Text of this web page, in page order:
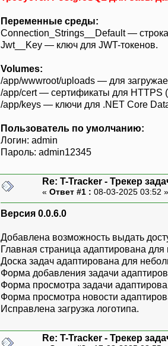
Переменные среды:
Connection_Strings__Default —
Jwt__Key — ключ для JWT-токенов.
Volumes:
/app/wwwroot/uploads — для
/app/cert — сертификаты для HTTPS
/app/keys — ключи для .NET Core
Пользователь по умолчанию:
Логин: admin
Пароль: admin12345
Re: T-Tracker - Трекер
« Ответ #1 : 08-03-2025 03:52
Версия 0.0.6.0
Добавлена возможность выдать
Главная страница адаптирована
Доска задач адаптирована для
Форма добавления задачи
Форма просмотра задачи
Форма просмотра новости
Исправлена загрузка логотипа.
Re: T-Tracker - Трекер